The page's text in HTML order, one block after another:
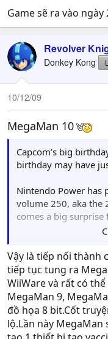
Game sẽ ra vào ngày
Revolver
Donkey Kong
10/12/09
MegaMan 10
Capcom’s big
birthday may have
Nintendo Power has
volume 250, aka the
comes a big
Just as Mega Man 9
an 8-bit styled game
which could easily
PlayStation Network
that remains
the preview (which is
cover) have been
we’ve managed to
Vậy là tiếp nối thành
tiếp tục tung ra
WiiWare và rất có thể
MegaMan 9,
đồ họa 8 bit.Cốt
lộ.Lần này